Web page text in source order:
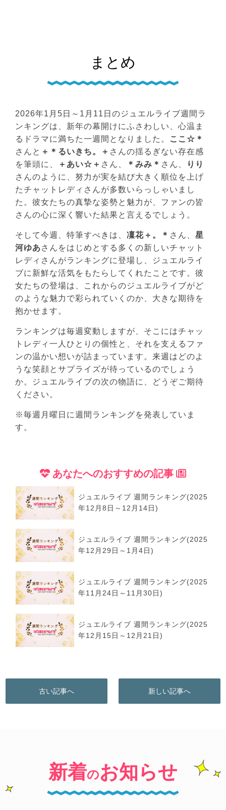
まとめ
2026年1月5日～1月11日のジュエルライブ週間ラ
ンキングは、新年の幕開けにふさわしい、心温ま
るドラマに満ちた一週間となりました。
ここ☆＊
さんと ＋＊るいきち。＋ さんの揺るぎない存在感
を筆頭に、
＋あい☆＋ さん、 ＊みみ＊ さん、
りり
さんのように、努力が実を結び大きく順位を上げ
たチャットレディさんが多数いらっしゃいまし
た。彼女たちの真摯な姿勢と魅力が、ファンの皆
さんの心に深く響いた結果と言えるでしょう。
そして今週、特筆すべきは、 凜花＋。＊ さん、 星
河ゆあさんをはじめとする多くの新しいチャット
レディさんがランキングに登場し、ジュエルライ
ブに新鮮な活気をもたらしてくれたことです。彼
女たちの登場は、これからのジュエルライブがど
のような魅力で彩られていくのか、大きな期待を
抱かせます。
ランキングは毎週変動しますが、そこにはチャッ
トレディ一人ひとりの個性と、それを支えるファ
ンの温かい想いが詰まっています。来週はどのよ
うな笑顔とサプライズが待っているのでしょう
か。ジュエルライブの次の物語に、どうぞご期待
ください。
※毎週月曜日に週間ランキングを発表していま
す。
あなたへのおすすめの記事
ジュエルライブ 週間ランキング(2025
年12月8日～12月14日)
ジュエルライブ 週間ランキング(2025
年12月29日～1月4日)
ジュエルライブ 週間ランキング(2025
年11月24日～11月30日)
ジュエルライブ 週間ランキング(2025
年12月15日～12月21日)
古い記事へ 新しい記事へ
新着のお知らせ